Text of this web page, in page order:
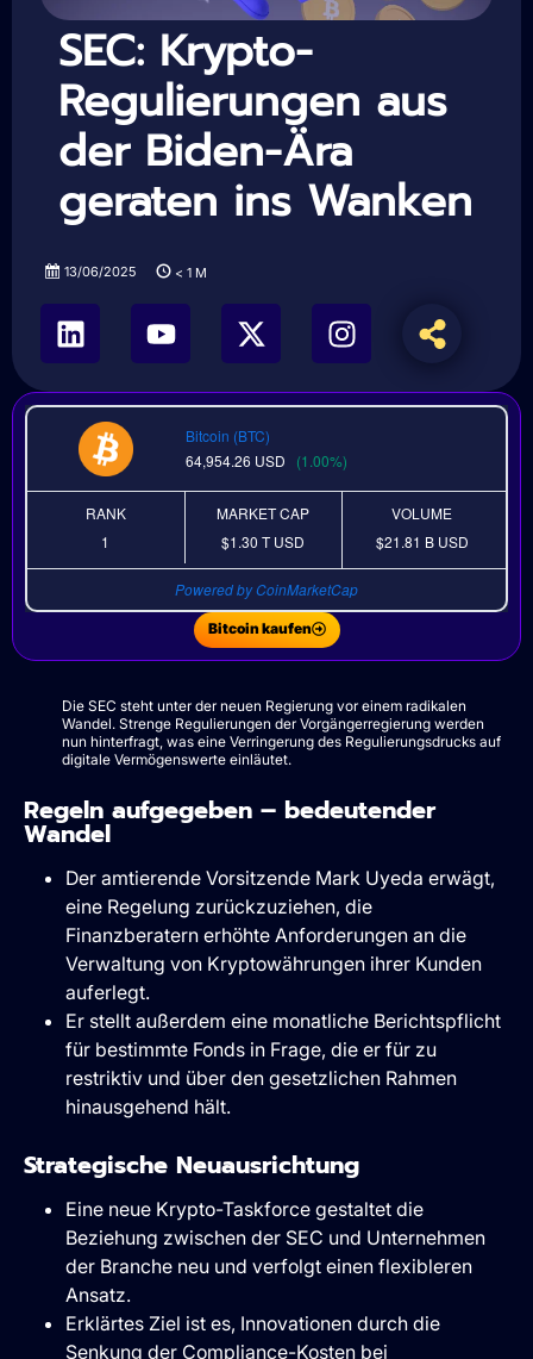
SEC: Krypto-
Regulierungen aus
der Biden-Ära
geraten ins Wanken
13/06/2025 < 1 M
Bitcoin (BTC)
64,954.26 USD (1.00%)
RANK
1
MARKET CAP
$1.30 TUSD
VOLUME
$21.81 B USD
Powered by CoinMarketCap
Bitcoin kaufen
Die SEC steht unter der neuen Regierung vor einem radikalen
Wandel. Strenge Regulierungen der Vorgängerregierung werden
nun hinterfragt, was eine Verringerung des Regulierungsdrucks auf
digitale Vermögenswerte einläutet.
Regeln aufgegeben – bedeutender
Wandel
Der amtierende Vorsitzende Mark Uyeda erwägt,
eine Regelung zurückzuziehen, die
Finanzberatern erhöhte Anforderungen an die
Verwaltung von Kryptowährungen ihrer Kunden
auferlegt.
Er stellt außerdem eine monatliche Berichtspflicht
für bestimmte Fonds in Frage, die er für zu
restriktiv und über den gesetzlichen Rahmen
hinausgehend hält.
Strategische Neuausrichtung
Eine neue Krypto-Taskforce gestaltet die
Beziehung zwischen der SEC und Unternehmen
der Branche neu und verfolgt einen flexibleren
Ansatz.
Erklärtes Ziel ist es, Innovationen durch die
Senkung der Compliance-Kosten bei